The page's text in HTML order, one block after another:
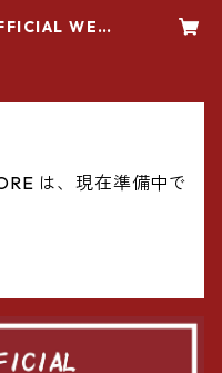
WEB
は、現在準備中で